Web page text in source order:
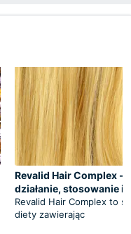
Revalid Hair Complex -
działanie, stosowanie i
Revalid Hair Complex to
diety zawierając